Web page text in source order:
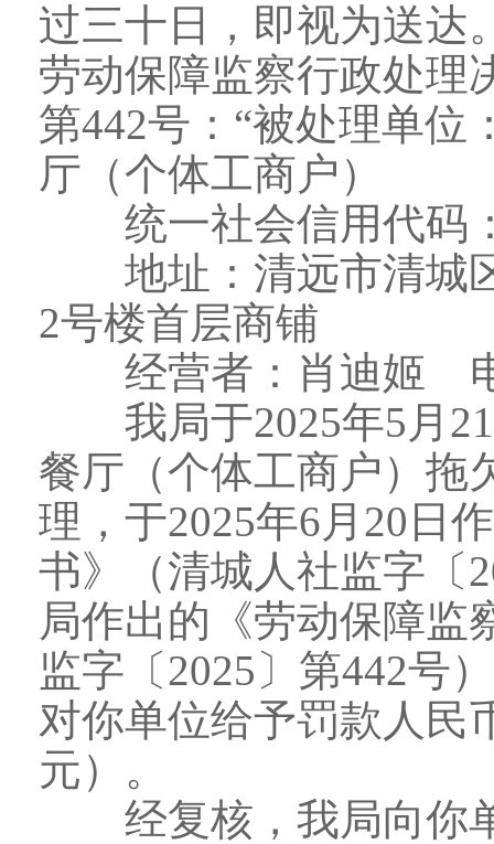
过三十日，即视为送达
劳动保障监察行政处理
第442号：“被处理单位
厅（个体工商户）
统一社会信用代码：
地址：清远市清城区
2号楼首层商铺
经营者：肖迪姬
我局于2025年5月21
餐厅（个体工商户）拖
理，于2025年6月20日
书》（清城人社监字〔
局作出的《劳动保障监
监字〔2025〕第442号
对你单位给予罚款人民
元）。
经复核，我局向你单